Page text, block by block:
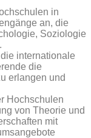
in
an, die
Soziologie
internationale
die
erlangen und
Hochschulen
von Theorie und
mit